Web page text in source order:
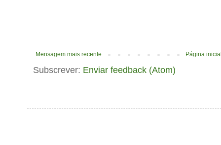
Mensagem mais recente Página
Subscrever: Enviar feedback (Atom)